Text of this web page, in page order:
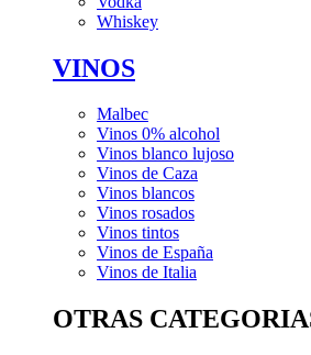
Whiskey
VINOS
Malbec
Vinos 0% alcohol
Vinos blanco lujoso
Vinos de Caza
Vinos blancos
Vinos rosados
Vinos tintos
Vinos de España
Vinos de Italia
OTRAS